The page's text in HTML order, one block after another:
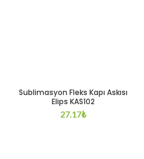
Sublimasyon Fleks Kapı Askısı
Elips KAS102
27.17₺